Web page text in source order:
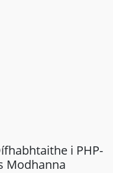
i PHP-
Modhanna